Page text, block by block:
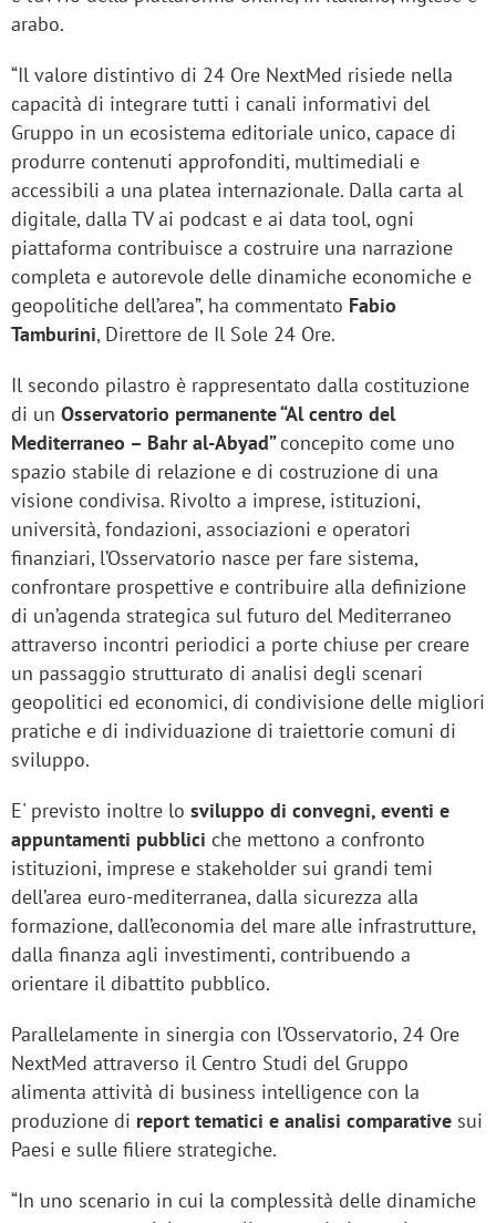
arabo.
“Il valore distintivo di 24 Ore NextMed risiede nella
capacità di integrare tutti i canali informativi del
Gruppo in un ecosistema editoriale unico, capace di
produrre contenuti approfonditi, multimediali e
accessibili a una platea internazionale. Dalla carta al
digitale, dalla TV ai podcast e ai data tool, ogni
piattaforma contribuisce a costruire una narrazione
completa e autorevole delle dinamiche economiche e
geopolitiche dell’area”, ha commentato Fabio
Tamburini, Direttore de Il Sole 24 Ore.
Il secondo pilastro è rappresentato dalla costituzione
di un Osservatorio permanente “Al centro del
Mediterraneo – Bahr al-Abyad”concepito come uno
spazio stabile di relazione e di costruzione di una
visione condivisa. Rivolto a imprese, istituzioni,
università, fondazioni, associazioni e operatori
finanziari, l’Osservatorio nasce per fare sistema,
confrontare prospettive e contribuire alla definizione
di un’agenda strategica sul futuro del Mediterraneo
attraverso incontri periodici a porte chiuse per creare
un passaggio strutturato di analisi degli scenari
geopolitici ed economici, di condivisione delle migliori
pratiche e di individuazione di traiettorie comuni di
sviluppo.
E' previsto inoltre lo sviluppo di convegni, eventi e
appuntamenti pubblici che mettono a confronto
istituzioni, imprese e stakeholder sui grandi temi
dell’area euro-mediterranea, dalla sicurezza alla
formazione, dall’economia del mare alle infrastrutture,
dalla finanza agli investimenti, contribuendo a
orientare il dibattito pubblico.
Parallelamente in sinergia con l’Osservatorio, 24 Ore
NextMed attraverso il Centro Studi del Gruppo
alimenta attività di business intelligence con la
produzione di report tematici e analisi comparative sui
Paesi e sulle filiere strategiche.
“In uno scenario in cui la complessità delle dinamiche